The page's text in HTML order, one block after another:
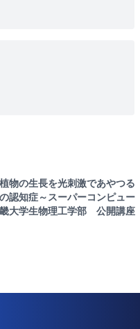
物の生長を光刺激であやつる
認知症～スーパーコンピュー
大学生物理工学部 公開講座